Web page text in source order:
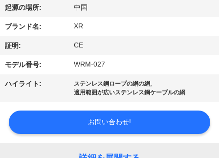
つ
い
て
工
旅
起源の場所: 中国
ブランド名: XR
証明: CE
モデル番号: WRM-027
ハイライト: ステンレス鋼ロープの網の網,
適用範囲が広いステンレス鋼ケーブルの網
お問い合わせ!